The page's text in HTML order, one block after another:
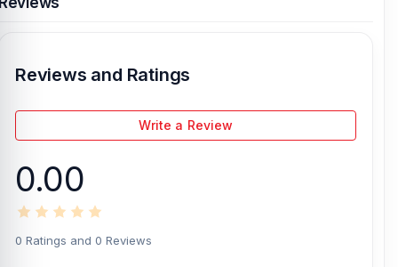
Reviews and Ratings
Write a Review
0.00
0 Ratings and 0 Reviews